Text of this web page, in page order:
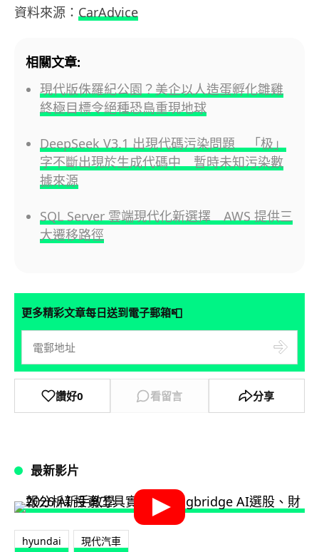
資料來源： CarAdvice
相關文章:
現代版侏羅紀公園？美企以人造蛋孵化雛雞
終極目標令絕種恐鳥重現地球
DeepSeek V3.1 出現代碼污染問題 「极」
字不斷出現於生成代碼中 暫時未知污染數
據來源
SQL Server 雲端現代化新選擇 AWS 提供三
大遷移路徑
更多精彩文章每日送到電子郵箱📮
讚好0 看留言 分享
最新影片
hyundai 現代汽車